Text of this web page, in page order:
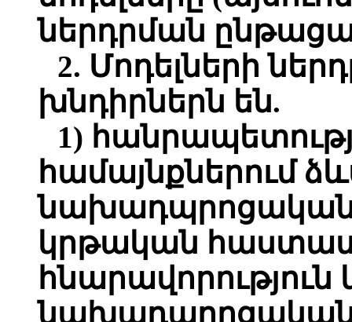
ներդրման
2. Մոդելների
խնդիրներն են.
1)
համայնքներում
նախադպրոցական
կրթական
հնարավորություն
նախադպրոցական